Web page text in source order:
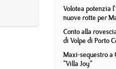
Volotea potenzia
nuove rotte per
Conto alla
di Volpe di Porto
Maxi-sequestro a
"Villa Joy"